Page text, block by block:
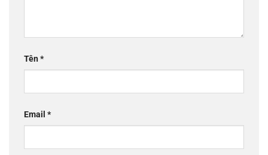
Tên*
Email *